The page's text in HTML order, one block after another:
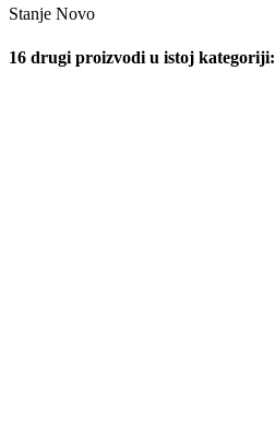
Stanje Novo
16 drugi proizvodi u istoj kategoriji: